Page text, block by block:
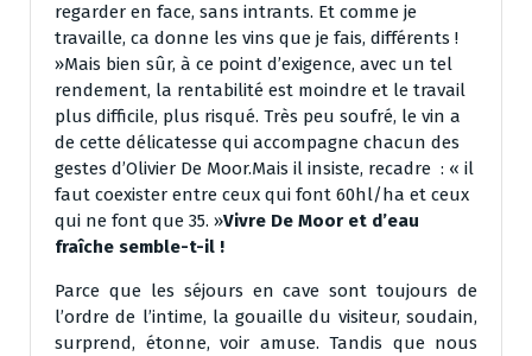
regarder en face, sans intrants. Et comme je
travaille, ca donne les vins que je fais, différents !
»Mais bien sûr, à ce point d’exigence, avec un tel
rendement, la rentabilité est moindre et le travail
plus difficile, plus risqué. Très peu soufré, le vin a
de cette délicatesse qui accompagne chacun des
gestes d’Olivier De Moor.Mais il insiste, recadre : « il
faut coexister entre ceux qui font 60hl/ha et ceux
qui ne font que 35. »Vivre De Moor et d’eau
fraîche semble-t-il !
Parce que les séjours en cave sont toujours de
l’ordre de l’intime, la gouaille du visiteur, soudain,
surprend, étonne, voir amuse. Tandis que nous